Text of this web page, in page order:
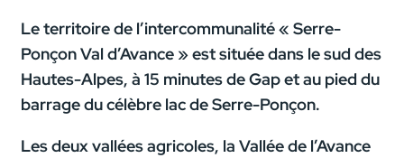
Le territoire de l’intercommunalité « Serre-
Ponçon Val d’Avance » est située dans le sud des
Hautes-Alpes, à 15 minutes de Gap et au pied du
barrage du célèbre lac de Serre-Ponçon.
Les deux vallées agricoles, la Vallée de l’Avance